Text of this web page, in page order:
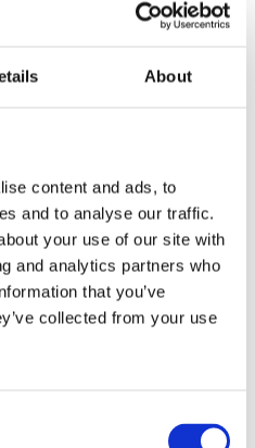
About
content and ads, to
and to analyse our traffic.
your use of our site with
and analytics partners who
that you’ve
collected from your use